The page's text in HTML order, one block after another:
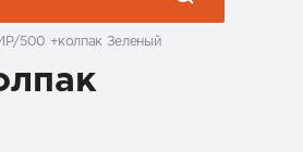
500 +колпак Зеленый